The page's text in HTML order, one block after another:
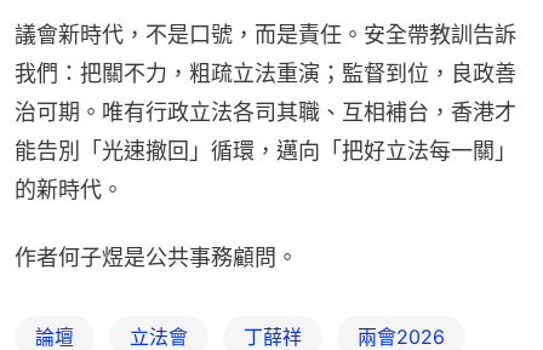
議會新時代，不是口號，而是責任。安全帶教訓告訴
我們：把關不力，粗疏立法重演；監督到位，良政善
治可期。唯有行政立法各司其職、互相補台，香港才
能告別「光速撤回」循環，邁向「把好立法每一關」
的新時代。
作者何子煜是公共事務顧問。
論壇 立法會 丁薛祥 兩會2026